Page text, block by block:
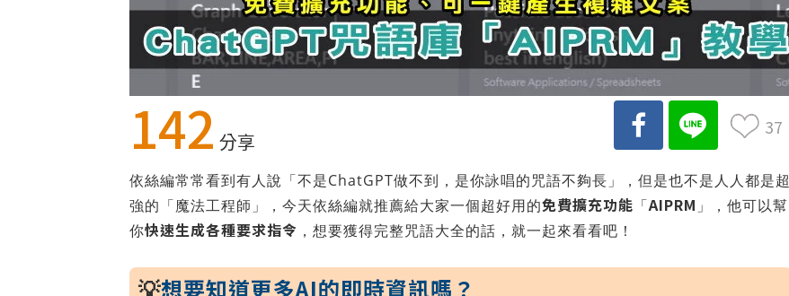
142 分享
37
依絲編常常看到有人說「不是ChatGPT做不到，是你詠唱的咒語不夠長」，但是也不是人人都是超
強的「魔法工程師」，今天依絲編就推薦給大家一個超好用的免費擴充功能 「AIPRM 」，他可以幫
你快速生成各種要求指令 ，想要獲得完整咒語大全的話，就一起來看看吧！
💡想要知道更多AI的即時資訊嗎？